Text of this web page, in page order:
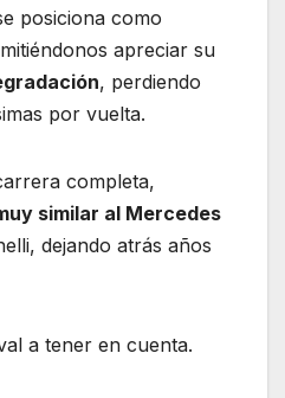
posiciona como
apreciar su
, perdiendo
por vuelta.
completa,
similar al Mercedes
dejando atrás años
a tener en cuenta.